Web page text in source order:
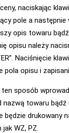
naciskając
pole a
opis towaru bądź
opisu należy
Naciśnięcie
pola opisu i
sposób
towaru bądź
będzie drukowany
WZ, PZ.